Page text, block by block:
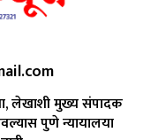
लेखाशी मुख्य संपादक
पुणे न्यायालया